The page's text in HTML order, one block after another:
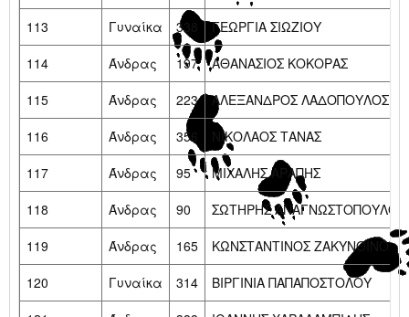
113
Γυναίκα 338
ΓΕΩΡΓΙΑ ΣΙΩΖΙΟΥ
114
Άνδρας 197
ΑΘΑΝΑΣΙΟΣ ΚΟΚΟΡΑΣ
115
Άνδρας 223
ΑΛΕΞΑΝΔΡΟΣ ΛΑΔΟΠΟΥΛΟΣ
116
Άνδρας 356
ΝΙΚΟΛΑΟΣ ΤΑΝΑΣ
117
Άνδρας 95
ΜΙΧΑΛΗΣ ΑΡΑΠΗΣ
118
Άνδρας 90
ΣΩΤΗΡΗΣ ΑΝΑΓΝΩΣΤΟΠΟΥΛΟΣ
119
Άνδρας 165
ΚΩΝΣΤΑΝΤΙΝΟΣ ΖΑΚΥΝΘΙΝΟΣ
120
Γυναίκα 314
ΒΙΡΓΙΝΙΑ ΠΑΠΑΠΟΣΤΟΛΟΥ